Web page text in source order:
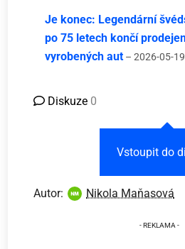
Je konec: Legendární
po 75 letech končí
vyrobených aut – 2026-05-19
Diskuze 0
Vstoupit do
Autor: Nikola Maňasová